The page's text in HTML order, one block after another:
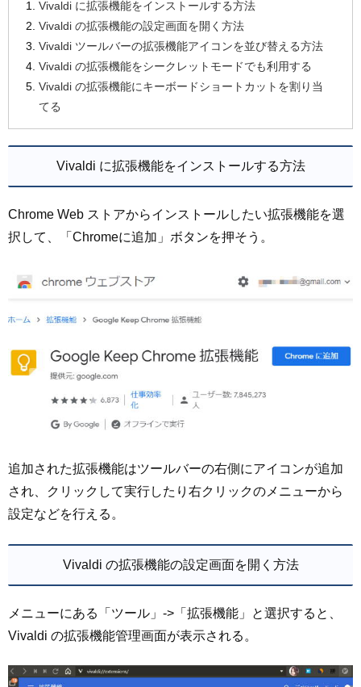
Vivaldi に拡張機能をインストールする方法
Vivaldi の拡張機能の設定画面を開く方法
Vivaldi ツールバーの拡張機能アイコンを並び替える方法
Vivaldi の拡張機能をシークレットモードでも利用する
Vivaldi の拡張機能にキーボードショートカットを割り当
てる
Vivaldi に拡張機能をインストールする方法
Chrome Web ストアからインストールしたい拡張機能を選
択して、「Chromeに追加」ボタンを押そう。
追加された拡張機能はツールバーの右側にアイコンが追加
され、クリックして実行したり右クリックのメニューから
設定などを行える。
Vivaldi の拡張機能の設定画面を開く方法
メニューにある「ツール」->「拡張機能」と選択すると、
Vivaldi の拡張機能管理画面が表示される。